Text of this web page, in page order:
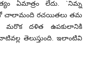
ఏమాత్రం లేదు. `నిమ్న
చాలామంది రచయితలు తమ
మరొక దళిత ఉపకులానికి
తెలుస్తుంది. ఇలాంటివి